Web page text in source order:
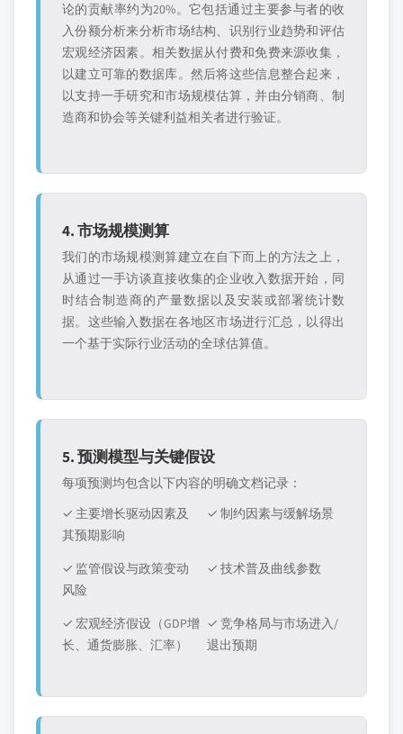
论的贡献率约为20%。它包括通过主要参与者的收
入份额分析来分析市场结构、识别行业趋势和评估
宏观经济因素。相关数据从付费和免费来源收集，
以建立可靠的数据库。然后将这些信息整合起来，
以支持一手研究和市场规模估算，并由分销商、制
造商和协会等关键利益相关者进行验证。
4. 市场规模测算
我们的市场规模测算建立在自下而上的方法之上，
从通过一手访谈直接收集的企业收入数据开始，同
时结合制造商的产量数据以及安装或部署统计数
据。这些输入数据在各地区市场进行汇总，以得出
一个基于实际行业活动的全球估算值。
5. 预测模型与关键假设
每项预测均包含以下内容的明确文档记录：
✓ 主要增长驱动因素及
其预期影响
✓ 制约因素与缓解场景
✓ 监管假设与政策变动
风险
✓ 技术普及曲线参数
✓ 宏观经济假设（GDP增
长、通货膨胀、汇率）
✓ 竞争格局与市场进入/
退出预期